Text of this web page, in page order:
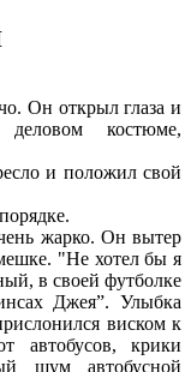
Он открыл глаза и
костюме,
и положил свой
жарко. Он вытер
"Не хотел бы я
в своей футболке
Джея”. Улыбка
виском к
автобусов, крики
шум автобусной